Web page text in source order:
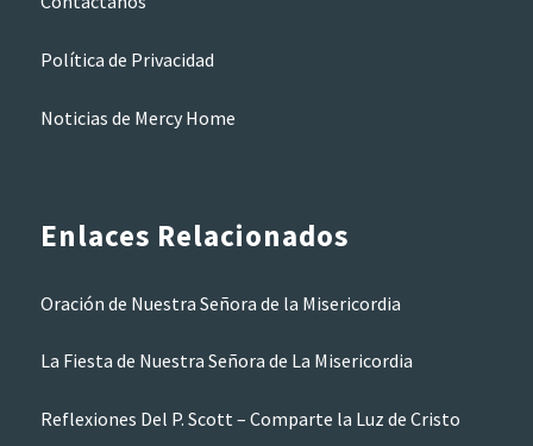
Política de Privacidad
Noticias de Mercy Home
Enlaces Relacionados
Oración de Nuestra Señora de la Misericordia
La Fiesta de Nuestra Señora de La Misericordia
Reflexiones Del P. Scott – Comparte la Luz de Cristo